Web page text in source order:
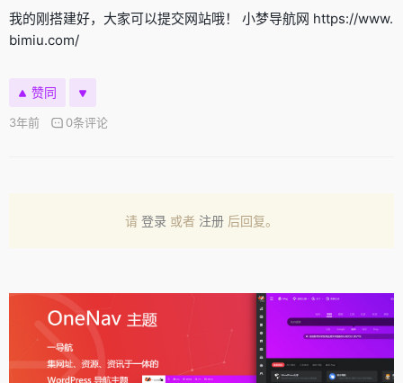
我的刚搭建好，大家可以提交网站哦！ 小梦导航网 https://www.
bimiu.com/
赞同
3年前 0条评论
请 登录 或者 注册 后回复。